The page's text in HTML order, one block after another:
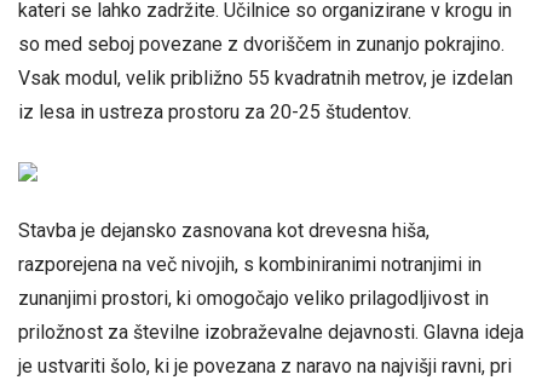
kateri se lahko zadržite. Učilnice so organizirane v krogu in
so med seboj povezane z dvoriščem in zunanjo pokrajino.
Vsak modul, velik približno 55 kvadratnih metrov, je izdelan
iz lesa in ustreza prostoru za 20-25 študentov.
Stavba je dejansko zasnovana kot drevesna hiša,
razporejena na več nivojih, s kombiniranimi notranjimi in
zunanjimi prostori, ki omogočajo veliko prilagodljivost in
priložnost za številne izobraževalne dejavnosti. Glavna ideja
je ustvariti šolo, ki je povezana z naravo na najvišji ravni, pri